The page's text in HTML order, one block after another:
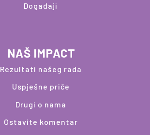
Događaji
NAŠ IMPACT
Rezultati našeg rada
Uspješne priče
Drugi o nama
Ostavite komentar